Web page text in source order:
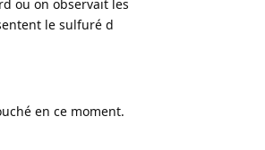
ou on observait les
le sulfuré d
en ce moment.